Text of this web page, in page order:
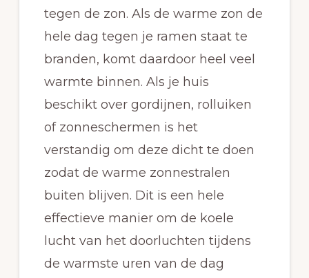
tegen de zon. Als de warme zon de
hele dag tegen je ramen staat te
branden, komt daardoor heel veel
warmte binnen. Als je huis
beschikt over gordijnen, rolluiken
of zonneschermen is het
verstandig om deze dicht te doen
zodat de warme zonnestralen
buiten blijven. Dit is een hele
effectieve manier om de koele
lucht van het doorluchten tijdens
de warmste uren van de dag